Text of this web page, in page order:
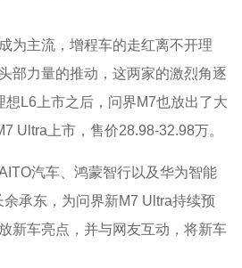
为主流，增程车的走红离不开理
部力量的推动，这两家的激烈角逐
L6上市之后，问界M7也放出了大
Ultra上市，售价28.98-32.98万。
汽车、鸿蒙智行以及华为智能
承东，为问界新M7 Ultra持续预
新车亮点，并与网友互动，将新车